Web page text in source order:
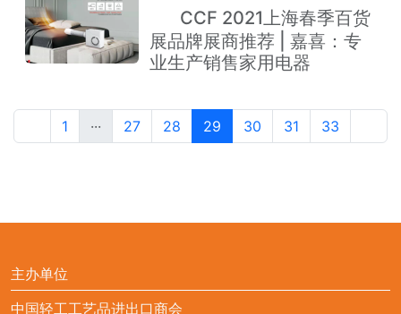
CCF 2021上海春季百货
展品牌展商推荐 | 嘉喜：专
业生产销售家用电器
1 ··· 27 28 29 30 31 33
主办单位
中国轻工工艺品进出口商会